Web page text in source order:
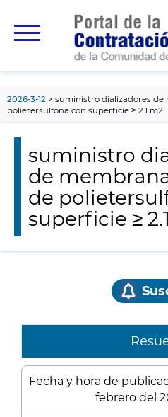
principal
2026-3-12
suministro dializadores
polietersulfona con superficie ≥ 2.1 m2
suministro
de
de
superficie ≥
Fecha y hora de
febrero del